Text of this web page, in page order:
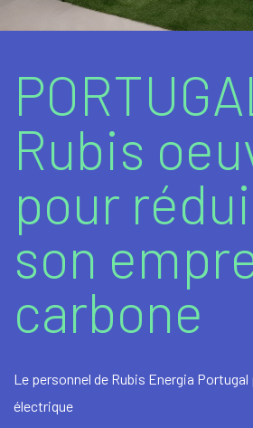
Bitumes et produits bitumineux
Produits / Services additionnels
Rubis
pour
son
carbone
Le personnel de Rubis Energia Portugal
électrique